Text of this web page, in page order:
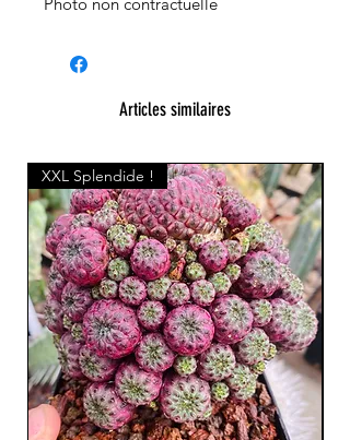
Articles similaires
XXL Splendide !